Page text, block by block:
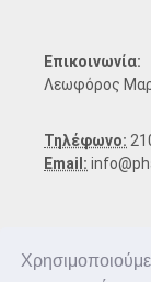
Επικοινωνία:
Λεωφόρος
Τηλέφωνο:
Email: